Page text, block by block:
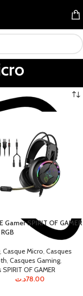
Gamer SPIRIT OF GAMER
, Casque Micro, Casques
, Casques Gaming,
OF GAMER
78.00د.ت